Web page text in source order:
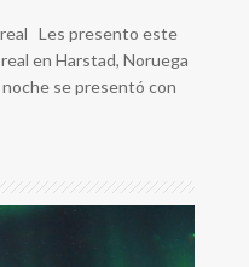
Les presento este
en Harstad, Noruega
se presentó con